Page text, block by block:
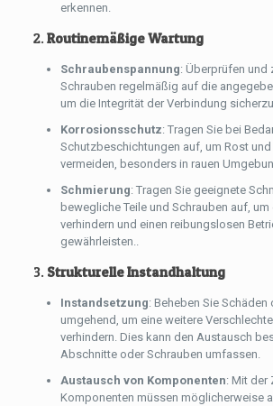
erkennen.
2. Routinemäßige Wartung
Schraubenspannung: Überprüfen und
Schrauben regelmäßig auf die
um die Integrität der Verbindung
Korrosionsschutz: Tragen Sie bei
Schutzbeschichtungen auf, um Rost
vermeiden, besonders in rauen
Schmierung: Tragen Sie geeignete
bewegliche Teile und Schrauben auf,
verhindern und einen reibungslosen
gewährleisten..
3. Strukturelle Instandhaltung
Instandsetzung: Beheben Sie
umgehend, um eine weitere
verhindern. Dies kann den Austausch
Abschnitte oder Schrauben umfassen.
Austausch von Komponenten: Mit der
Komponenten müssen möglicherweise